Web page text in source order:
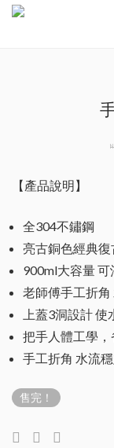
【產品說明】
全304不鏽鋼
亮古銅色經典復
900ml大容量
老師傅手工折
上蓋3洞設計
把手人體工學，
手工折角 水流
售完！